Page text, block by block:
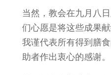
当然，教会在九月八
们心愿是将这些成果
我谨代表所有得到膳
助者作出衷心的感谢。